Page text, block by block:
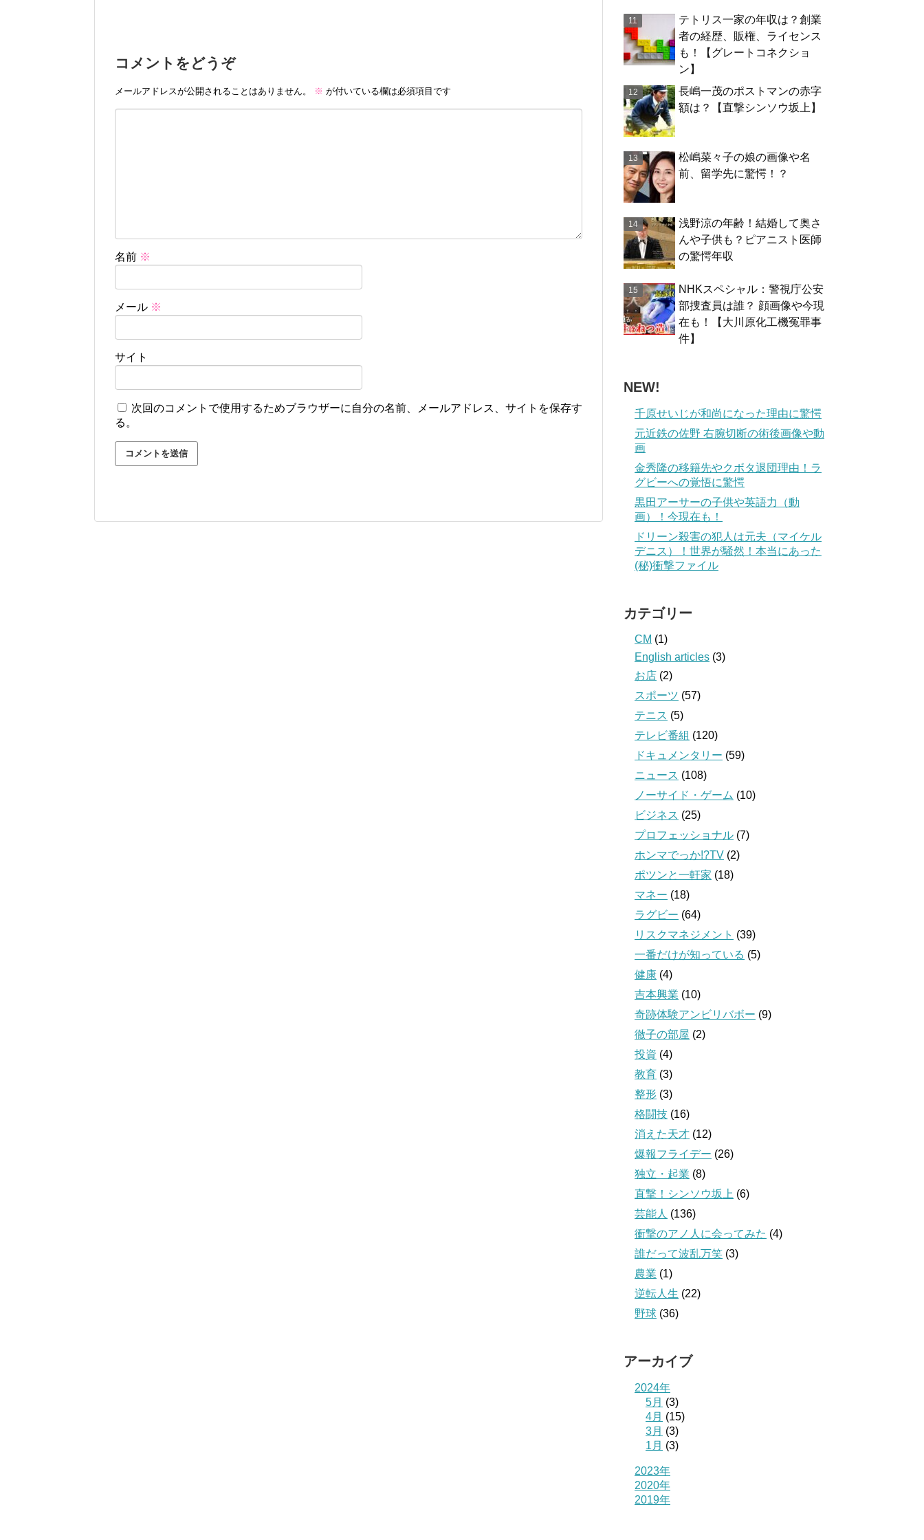
コメントをどうぞ
メールアドレスが公開されることはありません。 ※ が付いている欄は必須項目です
名前 ※
メール ※
サイト
次回のコメントで使用するためブラウザーに自分の名前、メールアドレス、サイトを保存す
る。
テトリス一家の年収は？創業
者の経歴、販権、ライセンス
も！【グレートコネクショ
ン】
長嶋一茂のポストマンの赤字
額は？【直撃シンソウ坂上】
松嶋菜々子の娘の画像や名
前、留学先に驚愕！？
浅野涼の年齢！結婚して奥さ
んや子供も？ピアニスト医師
の驚愕年収
NHKスペシャル：警視庁公安
部捜査員は誰？ 顔画像や今現
在も！【大川原化工機冤罪事
件】
NEW!
千原せいじが和尚になった理由に驚愕
元近鉄の佐野 右腕切断の術後画像や動
画
金秀隆の移籍先やクボタ退団理由！ラ
グビーへの覚悟に驚愕
黒田アーサーの子供や英語力（動
画）！今現在も！
ドリーン殺害の犯人は元夫（マイケル
デニス）！世界が騒然！本当にあった
(秘)衝撃ファイル
カテゴリー
CM (1)
English articles (3)
お店 (2)
スポーツ (57)
テニス (5)
テレビ番組 (120)
ドキュメンタリー (59)
ニュース (108)
ノーサイド・ゲーム (10)
ビジネス (25)
プロフェッショナル (7)
ホンマでっか!?TV (2)
ポツンと一軒家 (18)
マネー (18)
ラグビー (64)
リスクマネジメント (39)
一番だけが知っている (5)
健康 (4)
吉本興業 (10)
奇跡体験アンビリバボー (9)
徹子の部屋 (2)
投資 (4)
教育 (3)
整形 (3)
格闘技 (16)
消えた天才 (12)
爆報フライデー (26)
独立・起業 (8)
直撃！シンソウ坂上 (6)
芸能人 (136)
衝撃のアノ人に会ってみた (4)
誰だって波乱万笑 (3)
農業 (1)
逆転人生 (22)
野球 (36)
アーカイブ
2024年
5月 (3)
4月 (15)
3月 (3)
1月 (3)
2023年
2020年
2019年